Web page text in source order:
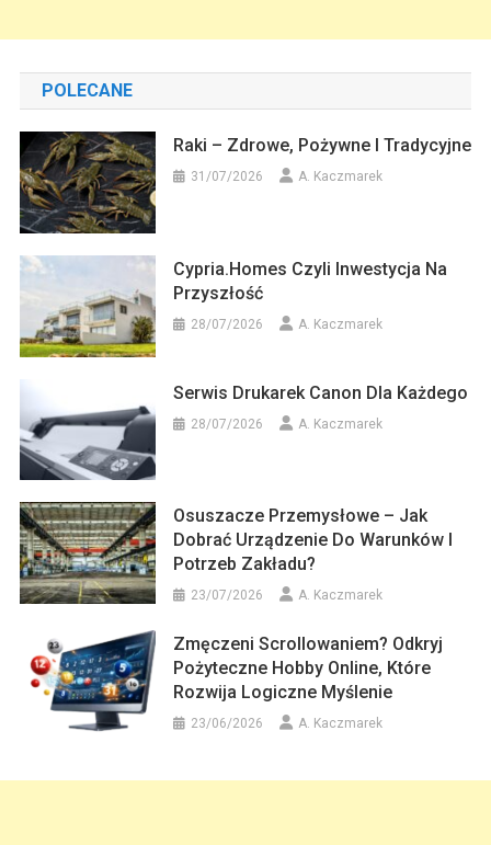
POLECANE
Raki – Zdrowe, Pożywne I Tradycyjne
31/07/2026 A. Kaczmarek
Cypria.homes Czyli Inwestycja Na
Przyszłość
28/07/2026 A. Kaczmarek
Serwis Drukarek Canon Dla Każdego
28/07/2026 A. Kaczmarek
Osuszacze Przemysłowe – Jak
Dobrać Urządzenie Do Warunków I
Potrzeb Zakładu?
23/07/2026 A. Kaczmarek
Zmęczeni Scrollowaniem? Odkryj
Pożyteczne Hobby Online, Które
Rozwija Logiczne Myślenie
23/06/2026 A. Kaczmarek